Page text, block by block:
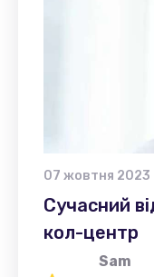
07 жовтня 2023
Сучасний
кол-центр
Sam